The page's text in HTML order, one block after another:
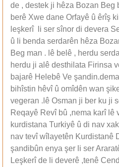
de , destek ji hêza Bozan Beg
berê Xwe dane Orfayê û êrîş
leşkerî li ser sînor di devera
û li benda serdarên hêza
Beg man . lê belê , herdu
herdu ji alê desthilata Firinsa
bajarê Helebê Ve
bihîstin hêvî û omîdên wan
vegeran .lê Osman ji ber ku ji
Reqayê Revî bû ,nema karî lê
kurdistana Turkiyê û di nav
nav tevî wîlayetên Kurdistanê
şandibûn enya şer li ser
Leşkerî de li deverê ,tenê